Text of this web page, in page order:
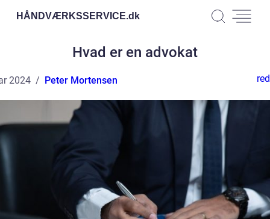
HÅNDVÆRKSSERVICE.dk
Hvad er en advokat
2024 Peter Mortensen